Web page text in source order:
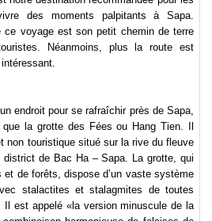
des moments palpitants à Sapa.
ce voyage est son petit chemin de terre
Néanmoins, plus la route est
endroit pour se rafraîchir près de Sapa,
la grotte des Fées ou Hang Tien. Il
non touristique situé sur la rive du fleuve
district de Bac Ha – Sapa. La grotte, qui
et de forêts, dispose d’un vaste système
stalactites et stalagmites de toutes
est appelé «la version minuscule de la